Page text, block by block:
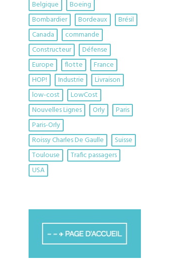
Belgique
Boeing
Bombardier
Bordeaux
Brésil
Canada
commande
Constructeur
Défense
Europe
flotte
France
HOP!
Industrie
Livraison
low-cost
LowCost
Nouvelles Lignes
Orly
Paris
Paris-Orly
Roissy Charles De Gaulle
Suisse
Toulouse
Trafic passagers
USA